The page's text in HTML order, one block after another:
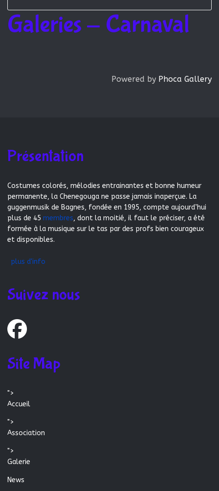
Galeries - Carnaval
Powered by Phoca Gallery
Présentation
Costumes colorés, mélodies entrainantes et bonne humeur
permanente, la Chenegouga ne passe jamais inaperçue. La
guggenmusik de Bagnes, fondée en 1995, compte aujourd’hui
plus de 45 membres, dont la moitié, il faut le préciser, a été
formée à la musique sur le tas par des profs bien courageux
et disponibles.
plus d'info
Suivez nous
Site Map
">
Accueil
">
Association
">
Galerie
News